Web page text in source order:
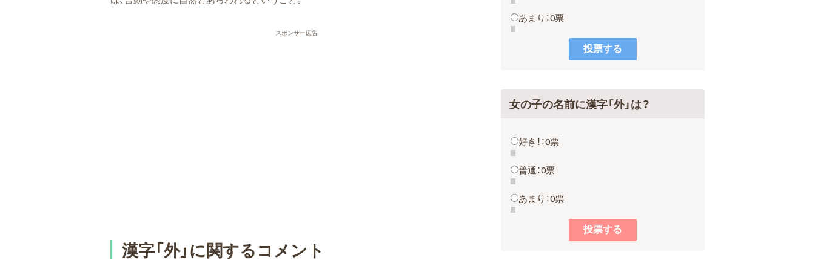
スポンサー広告
漢字「外」に関するコメント
あまり：0票
女の子の名前に漢字「外」は？
好き！：0票
普通：0票
あまり：0票